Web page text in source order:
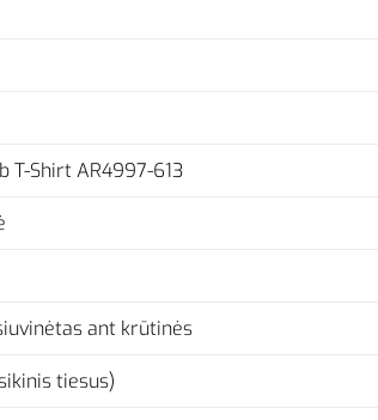
T-Shirt AR4997-613
ant krūtinės
tiesus)